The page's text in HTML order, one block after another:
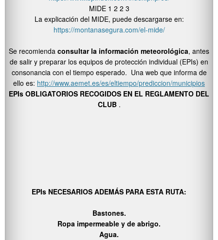
MIDE 1 2 2 3
La explicación del MIDE, puede descargarse en:
https://montanasegura.com/el-mide/
Se recomienda consultar la información meteorológica, antes
de salir y preparar los equipos de protección individual (EPIs) en
consonancia con el tiempo esperado. Una web que informa de
ello es: http://www.aemet.es/es/eltiempo/prediccion/municipios
EPIs OBLIGATORIOS RECOGIDOS EN EL REGLAMENTO DEL
CLUB .
EPIs NECESARIOS ADEMÁS PARA ESTA RUTA:
Bastones.
Ropa impermeable y de abrigo.
Agua.